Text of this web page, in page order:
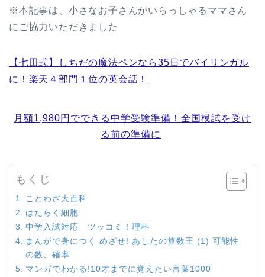
※本記事は、小さなお子さんがいらっしゃるママさん
にご協力いただきました
【七田式】しちだの魔法ペンなら35日でバイリンガル
に！楽天４部門１位の英会話！
月額1,980円でできる中学受験準備！全国模試を受け
る前の準備に
もくじ
ことわざ大百科
はたらく細胞
中学入試対応 ツッコミ！理科
まんがで身につく めざせ! あしたの算数王 (1) 可能性
の数、確率
マンガでわかる!10才までに覚えたい言葉1000